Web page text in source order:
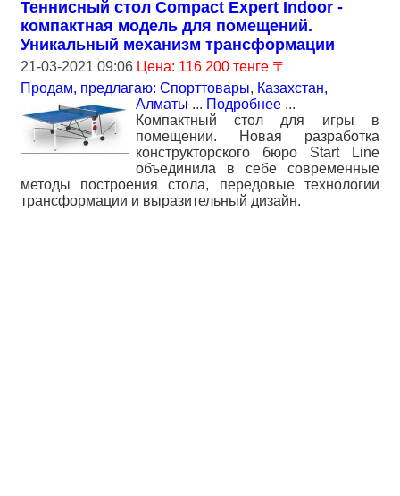
Теннисный стол Compact Expert Indoor -
компактная модель для помещений.
Уникальный механизм трансформации
21-03-2021 09:06 Цена: 116 200 тенге 〒
Продам, предлагаю: Спорттовары, Казахстан,
Алматы ... Подробнее ...
Компактный стол для игры в
помещении. Новая разработка
конструкторского бюро Start Line
объединила в себе современные
методы построения стола, передовые технологии
трансформации и выразительный дизайн.